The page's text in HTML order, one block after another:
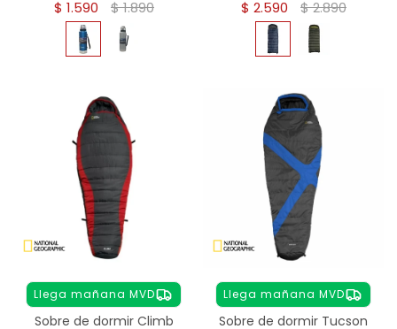
$ 1.590 $1.890 $ 2.590 $2.890
Llega mañana MVD
Sobre de dormir Climb
Llega mañana MVD
Sobre de dormir Tucson